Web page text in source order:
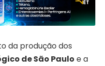
da produção dos
de São Paulo e a